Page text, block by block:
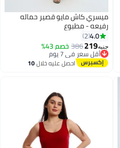
ميسري كاش مايو قصير حماله
رفيعه - مطبوع
4.0
2
جنيه219
386 خصم 43%
أقل سعر في 7 يوم
توصيل مجاني
أقل سعر في 7 يوم
احصل عليه خلال10